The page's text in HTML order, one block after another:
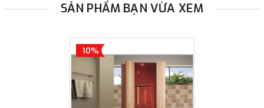
SẢN PHẨM BẠN VỪA XEM
10%